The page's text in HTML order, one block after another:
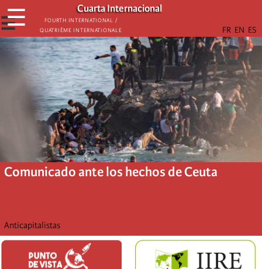
Skip
to
main
content
Cuarta Internacional
Fourth International /
Quatrième internationale
☰
☰
Comunicado ante los hechos de Ceuta
Anticapitalistas